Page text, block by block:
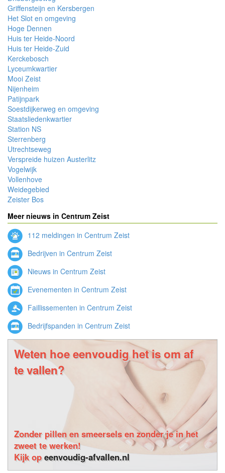
Griffensteijn en Kersbergen
Het Slot en omgeving
Hoge Dennen
Huis ter Heide-Noord
Huis ter Heide-Zuid
Kerckebosch
Lyceumkwartier
Mooi Zeist
Nijenheim
Patijnpark
Soestdijkerweg en omgeving
Staatsliedenkwartier
Station NS
Sterrenberg
Utrechtseweg
Verspreide huizen Austerlitz
Vogelwijk
Vollenhove
Weidegebied
Zeister Bos
Meer nieuws in Centrum Zeist
112 meldingen in Centrum Zeist
Bedrijven in Centrum Zeist
Nieuws in Centrum Zeist
Evenementen in Centrum Zeist
Faillissementen in Centrum Zeist
Bedrijfspanden in Centrum Zeist
Weten hoe eenvoudig het is om af
te vallen?
Zonder pillen en smeersels en zonder je in het
zweet te werken!
Kijk opeenvoudig-afvallen.nl